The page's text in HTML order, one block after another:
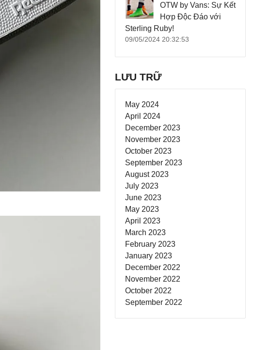
OTW by Vans: Sự Kết
Hợp Độc Đáo với
Sterling Ruby!
09/05/2024 20:32:53
LƯU TRỮ
May 2024
April 2024
December 2023
November 2023
October 2023
September 2023
August 2023
July 2023
June 2023
May 2023
April 2023
March 2023
February 2023
January 2023
December 2022
November 2022
October 2022
September 2022